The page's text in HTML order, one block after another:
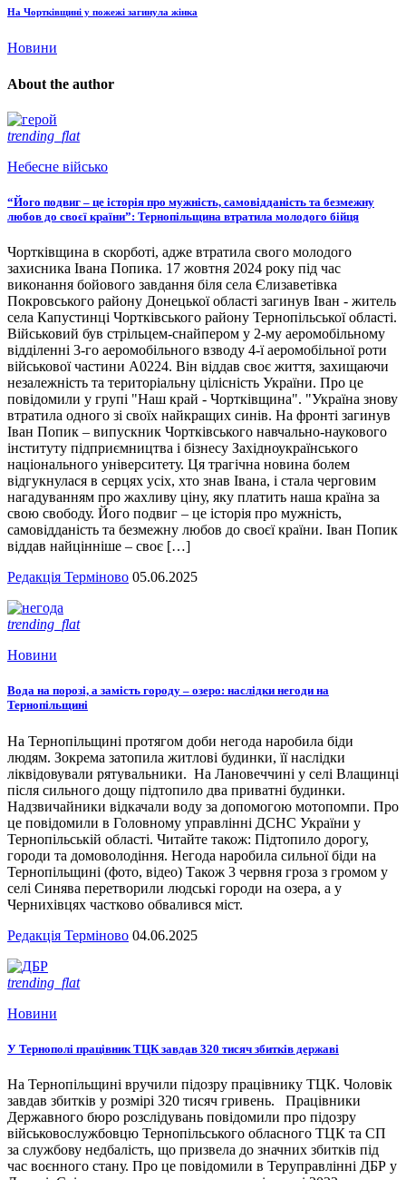
На Чортківщині у пожежі загинула жінка
Новини
About the author
trending_flat
Небесне військо
“Його подвиг – це історія про мужність, самовідданість та безмежну
любов до своєї країни”: Тернопільщина втратила молодого бійця
Чортківщина в скорботі, адже втратила свого молодого
захисника Івана Попика. 17 жовтня 2024 року під час
виконання бойового завдання біля села Єлизаветівка
Покровського району Донецької області загинув Іван - житель
села Капустинці Чортківського району Тернопільської області.
Військовий був стрільцем-снайпером у 2-му аеромобільному
відділенні 3-го аеромобільного взводу 4-ї аеромобільної роти
військової частини А0224. Він віддав своє життя, захищаючи
незалежність та територіальну цілісність України. Про це
повідомили у групі "Наш край - Чортківщина". "Україна знову
втратила одного зі своїх найкращих синів. На фронті загинув
Іван Попик – випускник Чортківського навчально-наукового
інституту підприємництва і бізнесу Західноукраїнського
національного університету. Ця трагічна новина болем
відгукнулася в серцях усіх, хто знав Івана, і стала черговим
нагадуванням про жахливу ціну, яку платить наша країна за
свою свободу. Його подвиг – це історія про мужність,
самовідданість та безмежну любов до своєї країни. Іван Попик
віддав найцінніше – своє […]
Редакція Терміново 05.06.2025
trending_flat
Новини
Вода на порозі, а замість городу – озеро: наслідки негоди на
Тернопільщині
На Тернопільщині протягом доби негода наробила біди
людям. Зокрема затопила житлові будинки, її наслідки
ліквідовували рятувальники. На Лановеччині у селі Влащинці
після сильного дощу підтопило два приватні будинки.
Надзвичайники відкачали воду за допомогою мотопомпи. Про
це повідомили в Головному управлінні ДСНС України у
Тернопільській області. Читайте також: Підтопило дорогу,
городи та домоволодіння. Негода наробила сильної біди на
Тернопільщині (фото, відео) Також 3 червня гроза з громом у
селі Синява перетворили людські городи на озера, а у
Чернихівцях частково обвалився міст.
Редакція Терміново 04.06.2025
trending_flat
Новини
У Тернополі працівник ТЦК завдав 320 тисяч збитків державі
На Тернопільщині вручили підозру працівнику ТЦК. Чоловік
завдав збитків у розмірі 320 тисяч гривень. Працівники
Державного бюро розслідувань повідомили про підозру
військовослужбовцю Тернопільського обласного ТЦК та СП
за службову недбалість, що призвела до значних збитків під
час воєнного стану. Про це повідомили в Теруправлінні ДБР у